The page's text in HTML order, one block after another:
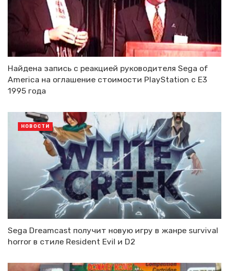
Найдена запись с реакцией руководителя Sega of
America на оглашение стоимости PlayStation с E3
1995 года
Sega Dreamcast получит новую игру в жанре survival
horror в стиле Resident Evil и D2
НОВОСТИ